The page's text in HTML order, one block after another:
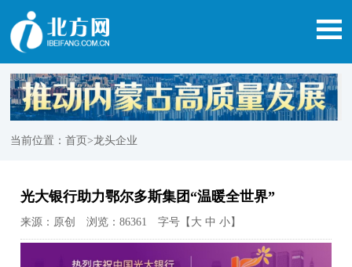
当前位置：首页>龙头企业
光大银行助力鄂尔多斯集团“温暖全世界”
来源：原创 浏览：86361 字号【 大 中 小】